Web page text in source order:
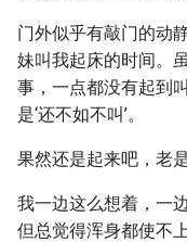
门外似乎有敲门的动
妹叫我起床的时间。
事，一点都没有起到
是‘还不如不叫’。
果然还是起来吧，老
我一边这么想着，一
但总觉得浑身都使不